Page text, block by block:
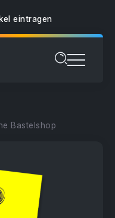
eintragen
Bastelshop